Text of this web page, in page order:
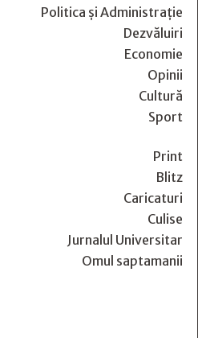
Politica și Administrație
Dezvăluiri
Economie
Opinii
Cultură
Sport
Print
Blitz
Caricaturi
Culise
Jurnalul Universitar
Omul saptamanii